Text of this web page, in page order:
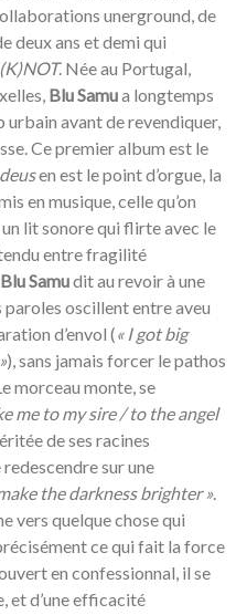
unerground, de
deux ans et demi qui
(K)NOT. Née au Portugal,
Blu Samua longtemps
avant de revendiquer,
Ce premier album est le
en est le point d’orgue, la
en musique, celle qu’on
lit sonore qui flirte avec le
entre fragilité
Blu Samudit au revoir à une
paroles oscillent entre aveu
d’envol (« I got big
), sans jamais forcer le pathos
morceau monte, se
me to my sire / to the angel
de ses racines
sur une
the darkness brighter ».
vers quelque chose qui
ce qui fait la force
ouvert en confessionnal, il se
et d’une efficacité